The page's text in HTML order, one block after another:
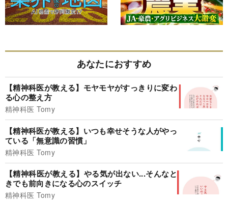
あなたにおすすめ
【精神科医が教える】モヤモヤがすっきりに変わ
る心の整え方
精神科医 Tomy
【精神科医が教える】いつも幸せそうな人がやっ
ている「無意識の習慣」
精神科医 Tomy
【精神科医が教える】やる気が出ない...そんなと
きでも前向きになる心のスイッチ
精神科医 Tomy